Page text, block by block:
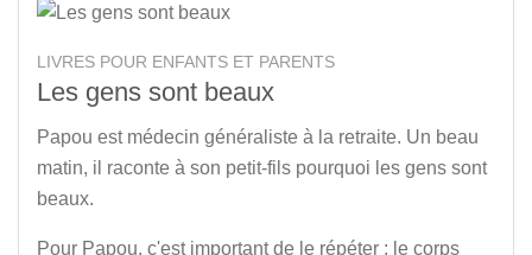
LIVRES POUR ENFANTS ET PARENTS
Les gens sont beaux
Papou est médecin généraliste à la retraite. Un beau
matin, il raconte à son petit-fils pourquoi les gens sont
beaux.
Pour Papou, c'est important de le répéter : le corps